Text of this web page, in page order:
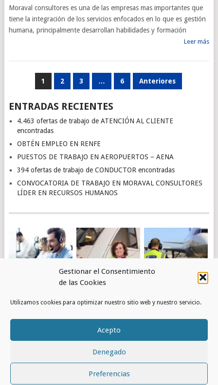
Gestionar el Consentimiento
de las Cookies
Utilizamos cookies para optimizar nuestro sitio web y nuestro servicio.
Acepto
Denegado
Preferencias
Moraval consultores es una de las empresas mas importantes que
tiene la integración de los servicios enfocados en lo que es gestión
humana, principalmente desarrollan habilidades y formación
Leer más
PAGINACIÓN
ENTRADAS
1 2 3 … 6 Anteriores
ENTRADAS RECIENTES
4.463 ofertas de trabajo de ATENCIÓN AL CLIENTE
encontradas
OBTÉN EMPLEO EN RENFE
PUESTOS DE TRABAJO EN AEROPUERTOS – AENA
394 ofertas de trabajo de CONDUCTOR encontradas
CONVOCATORIA DE TRABAJO EN MORAVAL CONSULTORES
LÍDER EN RECURSOS HUMANOS
TRABAJO DE
RENFE
TRABAJO EN
© 2026RED DE EMPLEOS.
CONTACTO
POLÍTICA DE COOKIES